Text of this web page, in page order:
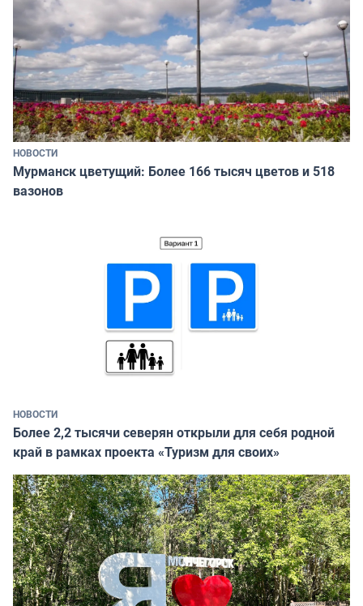
НОВОСТИ
Мурманск цветущий: Более 166 тысяч цветов и 518
вазонов
НОВОСТИ
Более 2,2 тысячи северян открыли для себя родной
край в рамках проекта «Туризм для своих»